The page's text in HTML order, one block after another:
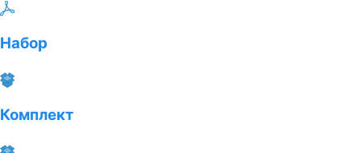
Набор
Комплект